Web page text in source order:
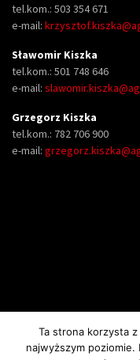
tel.kom.: 503 354 671
e-mail:
Sławomir Kiszka
tel.kom.: 501 748 646
e-mail:
Grzegorz Kiszka
tel.kom.: 782 706 900
e-mail:
Copyright AGAMON II
Ta strona korzysta
najwyższym